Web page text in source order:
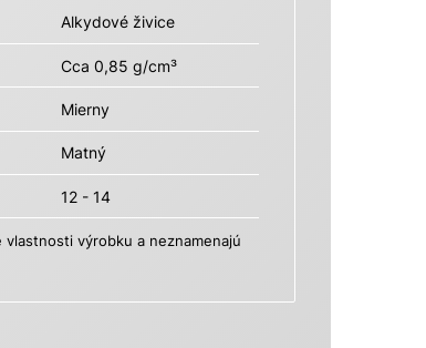
Alkydové živice
Cca 0,85 g/cm³
Mierny
Matný
12 - 14
výrobku a neznamenajú